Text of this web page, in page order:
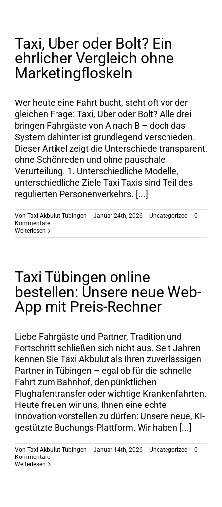
Taxi, Uber oder Bolt? Ein
ehrlicher Vergleich ohne
Marketingfloskeln
Wer heute eine Fahrt bucht, steht oft vor der
gleichen Frage: Taxi, Uber oder Bolt? Alle drei
bringen Fahrgäste von A nach B – doch das
System dahinter ist grundlegend verschieden.
Dieser Artikel zeigt die Unterschiede transparent,
ohne Schönreden und ohne pauschale
Verurteilung. 1. Unterschiedliche Modelle,
unterschiedliche Ziele Taxi Taxis sind Teil des
regulierten Personenverkehrs. [...]
Von Taxi Akbulut Tübingen Januar 24th, 2026 Uncategorized
0
Kommentare
Weiterlesen
Taxi Tübingen online
bestellen: Unsere neue Web-
App mit Preis-Rechner
Liebe Fahrgäste und Partner, Tradition und
Fortschritt schließen sich nicht aus. Seit Jahren
kennen Sie Taxi Akbulut als Ihren zuverlässigen
Partner in Tübingen – egal ob für die schnelle
Fahrt zum Bahnhof, den pünktlichen
Flughafentransfer oder wichtige Krankenfahrten.
Heute freuen wir uns, Ihnen eine echte
Innovation vorstellen zu dürfen: Unsere neue, KI-
gestützte Buchungs-Plattform. Wir haben [...]
Von Taxi Akbulut Tübingen Januar 14th, 2026 Uncategorized
0
Kommentare
Weiterlesen